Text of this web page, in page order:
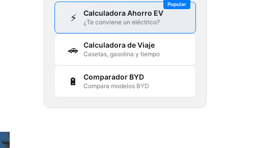
Popular
⚡ Calculadora Ahorro EV
¿Te conviene un eléctrico?
🚗 Calculadora de Viaje
Casetas, gasolina y tiempo
🔋 Comparador BYD
Compara modelos BYD